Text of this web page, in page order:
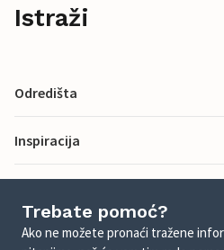
Istraži
Odredišta
Inspiracija
Trebate pomoć?
Ako ne možete pronaći tražene